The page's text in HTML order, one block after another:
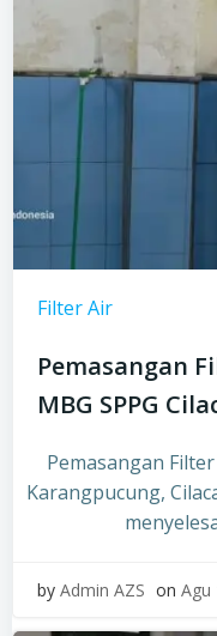
Filter Air
Pemasangan
MBG SPPG
Pemasangan
Karangpucung,
by Admin AZS on Agu